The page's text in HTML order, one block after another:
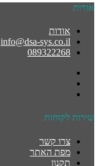
אודות
אודות
info@dsa-sys.co.il
089322268
שירות לקוחות
צרו קשר
מפת האתר
תקנון